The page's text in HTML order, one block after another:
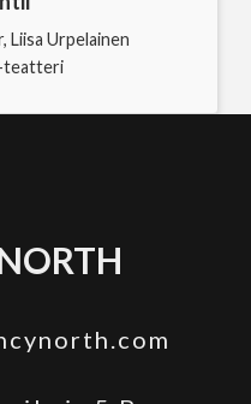
Liisa Urpelainen
teatteri